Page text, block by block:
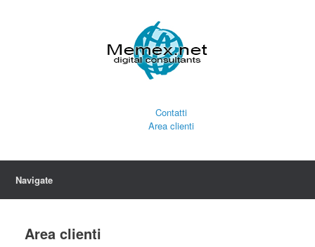
Contatti
Area clienti
Navigate
Area clienti